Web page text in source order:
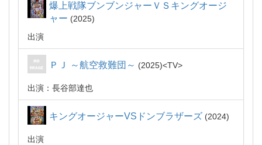
爆上戦隊ブンブンジャーＶＳキングオージ
ャー
2025
出演
ＰＪ ～航空救難団～ 2025 TV
出演：長谷部達也
キングオージャーVSドンブラザーズ 2024
出演